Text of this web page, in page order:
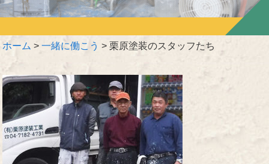
ホーム >一緒に働こう >栗原塗装のスタッフたち